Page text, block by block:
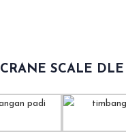
CRANE SCALE DLE